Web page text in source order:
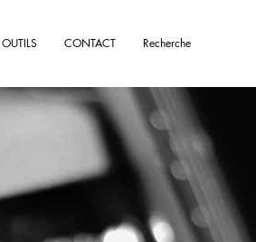
CONTACT Recherche